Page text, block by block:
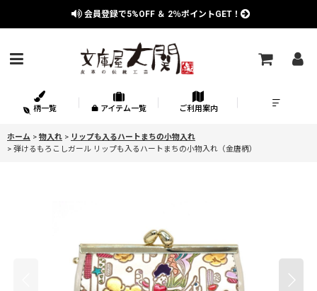
会員登録で5%OFF ＆ 2％ポイントGET！
柄一覧 アイテム一覧 ご利用案内
ホーム > 物入れ > リップも入るハートまちの小物入れ
> 弾けるもろこしガール リップも入るハートまちの小物入れ（金唐柄）